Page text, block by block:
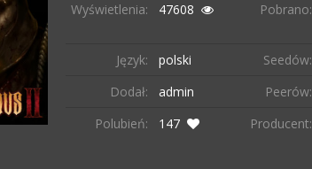
Wyświetlenia: 47608 Pobrano:
Język:
polski Seedów:
Dodał:
admin Peerów:
Polubień:
147 Producent: